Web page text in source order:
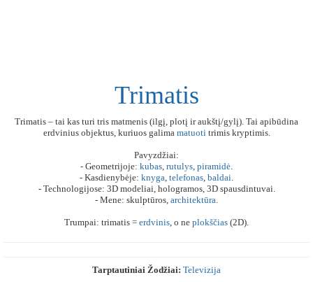
Trimatis
Trimatis – tai kas turi tris matmenis (ilgį, plotį ir aukštį/gylį). Tai apibūdina
erdvinius objektus, kuriuos galima matuotitrimis kryptimis.
Pavyzdžiai:
- Geometrijoje: kubas, rutulys, piramidė.
- Kasdienybėje: knyga, telefonas, baldai.
- Technologijose: 3D modeliai, hologramos, 3D spausdintuvai.
- Mene: skulptūros, architektūra.
Trumpai: trimatis = erdvinis, o ne plokščias (2D).
Tarptautiniai Žodžiai: Televizija